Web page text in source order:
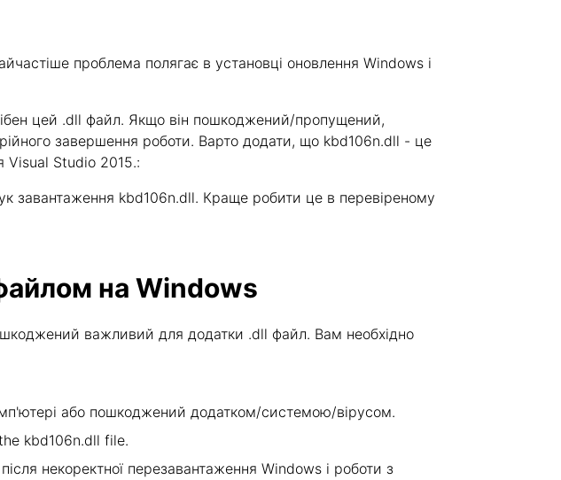
проблема полягає в установці оновлення Windows і
цей .dll файл. Якщо він пошкоджений/пропущений,
завершення роботи. Варто додати, що kbd106n.dll - це
Visual Studio 2015.:
завантаження kbd106n.dll. Краще робити це в перевіреному
на Windows
важливий для додатки .dll файл. Вам необхідно
або пошкоджений додатком/системою/вірусом.
kbd106n.dll file.
некоректної перезавантаження Windows і роботи з